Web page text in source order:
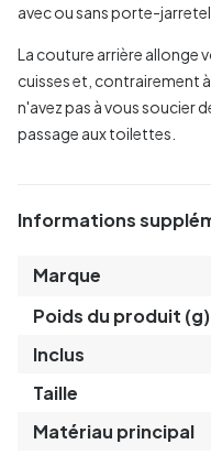
avec ou sans porte-
La couture arrière allonge
cuisses et, contrairement
n'avez pas à vous soucier
passage aux toilettes.
Informations
Marque
Poids du produit (g)
Inclus
Taille
Matériau principal